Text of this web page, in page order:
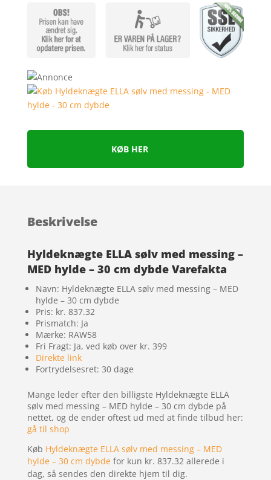
KØB HER
Beskrivelse
Hyldeknægte ELLA sølv med messing –
MED hylde – 30 cm dybde Varefakta
Navn: Hyldeknægte ELLA sølv med messing – MED
hylde – 30 cm dybde
Pris: kr. 837.32
Prismatch: Ja
Mærke: RAW58
Fri Fragt: Ja, ved køb over kr. 399
Direkte link
Fortrydelsesret: 30 dage
Mange leder efter den billigste Hyldeknægte ELLA
sølv med messing – MED hylde – 30 cm dybde på
nettet, og de ender oftest ud med at finde tilbud her:
gå til shop
Køb Hyldeknægte ELLA sølv med messing – MED
hylde – 30 cm dybdefor kun kr. 837.32 allerede i
dag, så sendes den direkte hjem til dig.